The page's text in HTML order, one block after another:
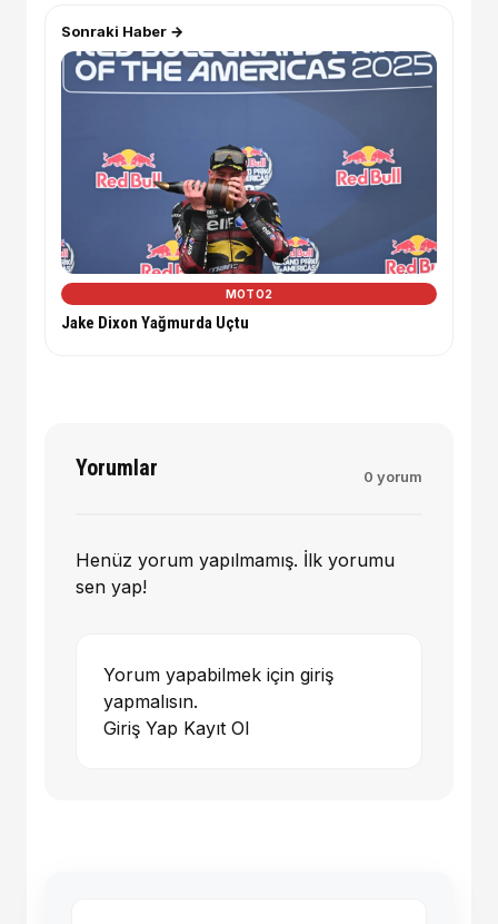
Sonraki Haber →
MOTO2
Jake Dixon Yağmurda Uçtu
Yorumlar 0 yorum
Henüz yorum yapılmamış. İlk yorumu
sen yap!
Yorum yapabilmek için giriş
yapmalısın.
Giriş Yap Kayıt Ol